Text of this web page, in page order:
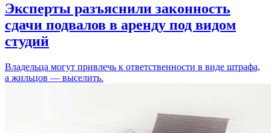
Эксперты разъяснили законность
сдачи подвалов в аренду под видом
студий
Владельца могут привлечь к ответственности в виде штрафа,
а жильцов — выселить.